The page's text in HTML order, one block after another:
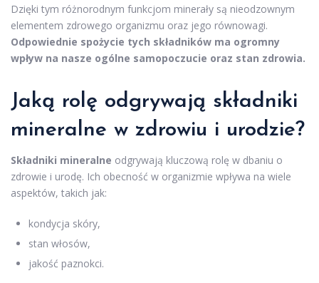
Dzięki tym różnorodnym funkcjom minerały są nieodzownym
elementem zdrowego organizmu oraz jego równowagi.
Odpowiednie spożycie tych składników ma ogromny
wpływ na nasze ogólne samopoczucie oraz stan zdrowia.
Jaką rolę odgrywają składniki
mineralne w zdrowiu i urodzie?
Składniki mineralne odgrywają kluczową rolę w dbaniu o
zdrowie i urodę. Ich obecność w organizmie wpływa na wiele
aspektów, takich jak:
kondycja skóry,
stan włosów,
jakość paznokci.